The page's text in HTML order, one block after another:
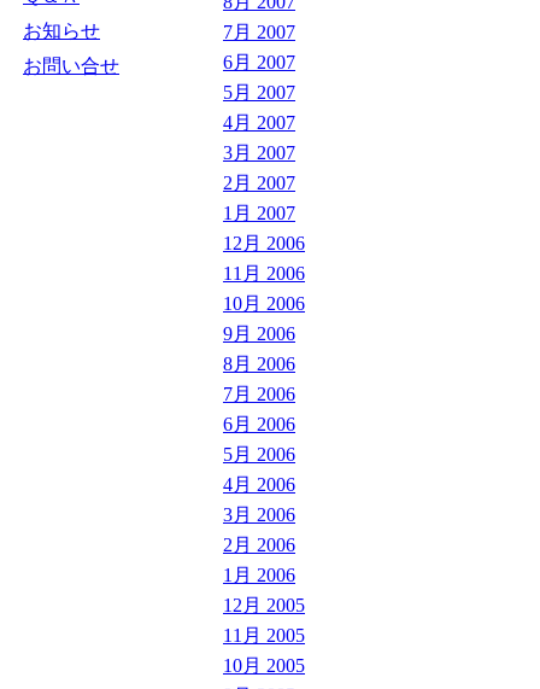
お知らせ
お問い合せ
7月 2007
6月 2007
5月 2007
4月 2007
3月 2007
2月 2007
1月 2007
12月 2006
11月 2006
10月 2006
9月 2006
8月 2006
7月 2006
6月 2006
5月 2006
4月 2006
3月 2006
2月 2006
1月 2006
12月 2005
11月 2005
10月 2005